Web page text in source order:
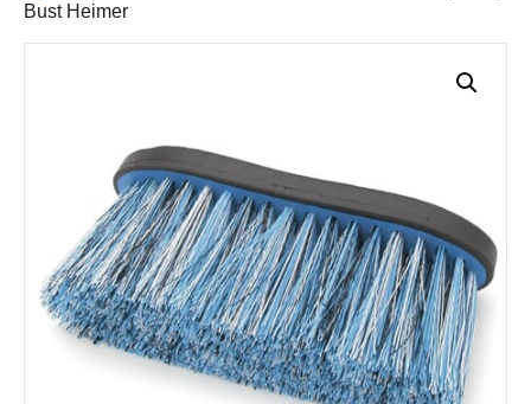
Bust Heimer